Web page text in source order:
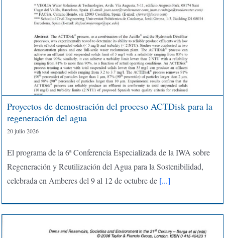
Proyectos de demostración del proceso ACTDisk para la
regeneración del agua
20 julio 2026
El programa de la 6ª Conferencia Especializada de la IWA sobre
Regeneración y Reutilización del Agua para la Sostenibilidad,
celebrada en Amberes del 9 al 12 de octubre de[...]